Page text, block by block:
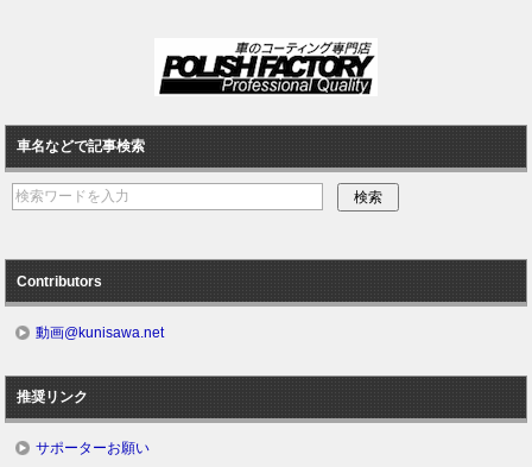
車名などで記事検索
Contributors
動画@kunisawa.net
推奨リンク
サポーターお願い